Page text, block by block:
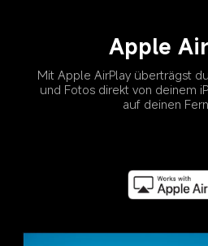
Apple
Mit Apple AirPlay überträgst
und Fotos direkt von deinem
auf deinen